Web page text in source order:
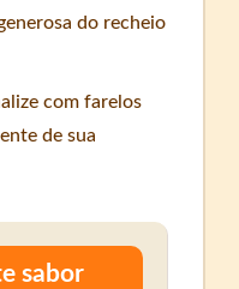
do recheio
com farelos
de sua
sabor